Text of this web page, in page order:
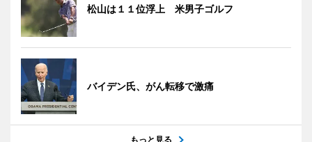
松山は１１位浮上 米男子ゴルフ
バイデン氏、がん転移で激痛
もっと見る